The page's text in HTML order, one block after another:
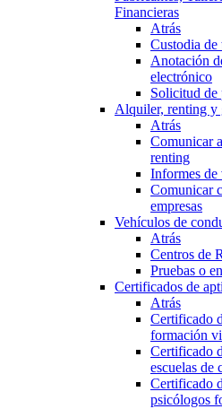
Financieras
Atrás
Custodia
Anotación
electrónico
Solicitud de
Alquiler, renting y
Atrás
Comunicar
renting
Informes de
Comunicar
empresas
Vehículos de
Atrás
Centros de
Pruebas o
Certificados de
Atrás
Certificado
formación
Certificado
escuelas de
Certificado
psicólogos